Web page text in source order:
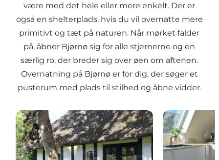
være med det hele eller mere enkelt. Der er
også en shelterplads, hvis du vil overnatte mere
primitivt og tæt på naturen. Når mørket falder
på, åbner Bjørnø sig for alle stjernerne og en
særlig ro, der breder sig over øen om aftenen.
Overnatning på Bjørnø er for dig, der søger et
pusterum med plads til stilhed og åbne vidder.
Bjørnøgård